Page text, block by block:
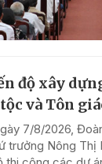
độ xây
và Tôn
7/8/2026,
trưởng Nông Thị